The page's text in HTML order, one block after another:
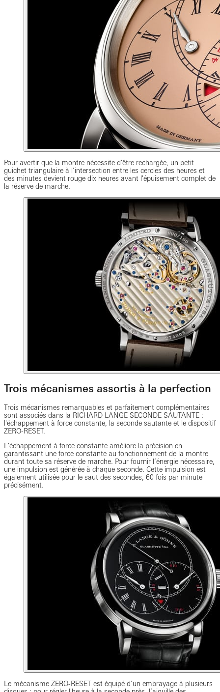
Pour avertir que la montre nécessite d'être rechargée, un petit
guichet triangulaire à l’intersection entre les cercles des heures et
des minutes devient rouge dix heures avant l'épuisement complet de
la réserve de marche.
Trois mécanismes assortis à la perfection
Trois mécanismes remarquables et parfaitement complémentaires
sont associés dans la RICHARD LANGE SECONDE SAUTANTE :
l'échappement à force constante, la seconde sautante et le dispositif
ZERO-RESET.
L'échappement à force constante améliore la précision en
garantissant une force constante au fonctionnement de la montre
durant toute sa réserve de marche. Pour fournir l’énergie nécessaire,
une impulsion est générée à chaque seconde. Cette impulsion est
également utilisée pour le saut des secondes, 60 fois par minute
précisément.
Le mécanisme ZERO-RESET est équipé d’un embrayage à plusieurs